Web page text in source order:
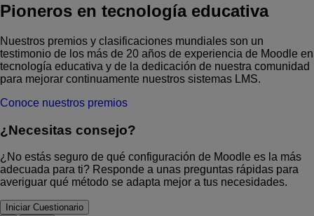
Pioneros en tecnología educativa
Nuestros premios y clasificaciones mundiales son un
testimonio de los más de 20 años de experiencia de Moodle en
tecnología educativa y de la dedicación de nuestra comunidad
para mejorar continuamente nuestros sistemas LMS.
Conoce nuestros premios
¿Necesitas consejo?
¿No estás seguro de qué configuración de Moodle es la más
adecuada para ti? Responde a unas preguntas rápidas para
averiguar qué método se adapta mejor a tus necesidades.
Iniciar Cuestionario